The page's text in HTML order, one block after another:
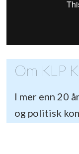
Om KLP
I mer enn 20
og politisk